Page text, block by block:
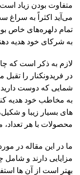
متفاوت بودن زیاد
می‌آید اکثراً به
تمام دلهره‌های خاص
به شرکای خود هدیه
در فریدونکنار را
شمایی که دوست
به مخاطب خود هدیه
های بسیار زیبا و
محصولات با هر تعداد،
ما در این مقاله در
مزایایی دارند و
بهتر است از آن ها